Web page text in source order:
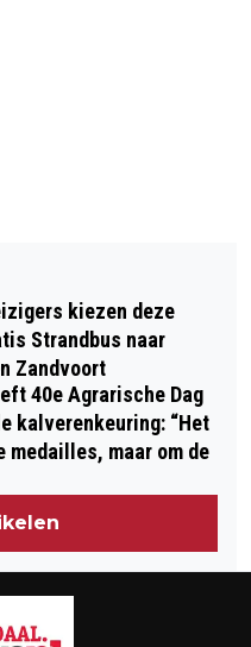
STEUNT
EN
HOLLAND
kiezen deze
Strandbus naar
Zandvoort
40e Agrarische Dag
kalverenkeuring: “Het
medailles, maar om de